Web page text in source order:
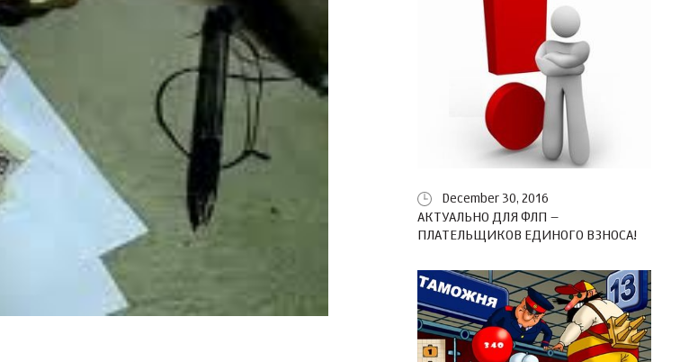
December 30, 2016
АКТУАЛЬНО ДЛЯ ФЛП –
ПЛАТЕЛЬЩИКОВ ЕДИНОГО ВЗНОСА!